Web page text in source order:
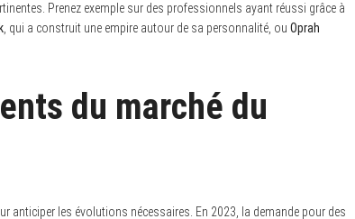
Prenez exemple sur des professionnels ayant réussi grâce à
, qui a construit une empire autour de sa personnalité, ou Oprah
du marché du
anticiper les évolutions nécessaires. En 2023, la demande pour des